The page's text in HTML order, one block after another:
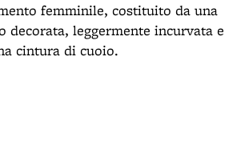
femminile, costituito da una
decorata, leggermente incurvata e
cintura di cuoio.